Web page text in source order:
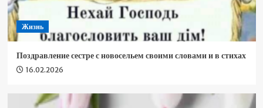
Жизнь
Поздравление сестре с новосельем своими словами и в стихах
16.02.2026